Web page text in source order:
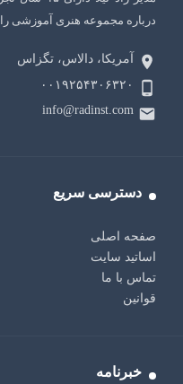
درباره مجموعه هنری آموزشی
آمریکا، دالاس، تگزاس
۰۰۱۹۲۵۴۳۰۶۳۲۰
info@radinst.com
دسترسی سریع
صفحه اصلی
اساتید سایت
تماس با ما
قوانین
خبرنامه